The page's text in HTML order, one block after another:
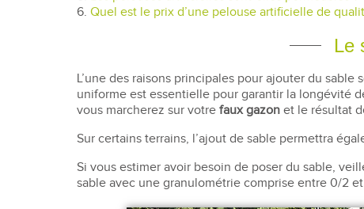
6. Quel est le prix d’une pelouse artificielle de
Le
L’une des raisons principales pour ajouter du sable
uniforme est essentielle pour garantir la longévité
vous marcherez sur votre faux gazon et le résultat
Sur certains terrains, l’ajout de sable permettra
Si vous estimer avoir besoin de poser du sable,
sable avec une granulométrie comprise entre 0/2